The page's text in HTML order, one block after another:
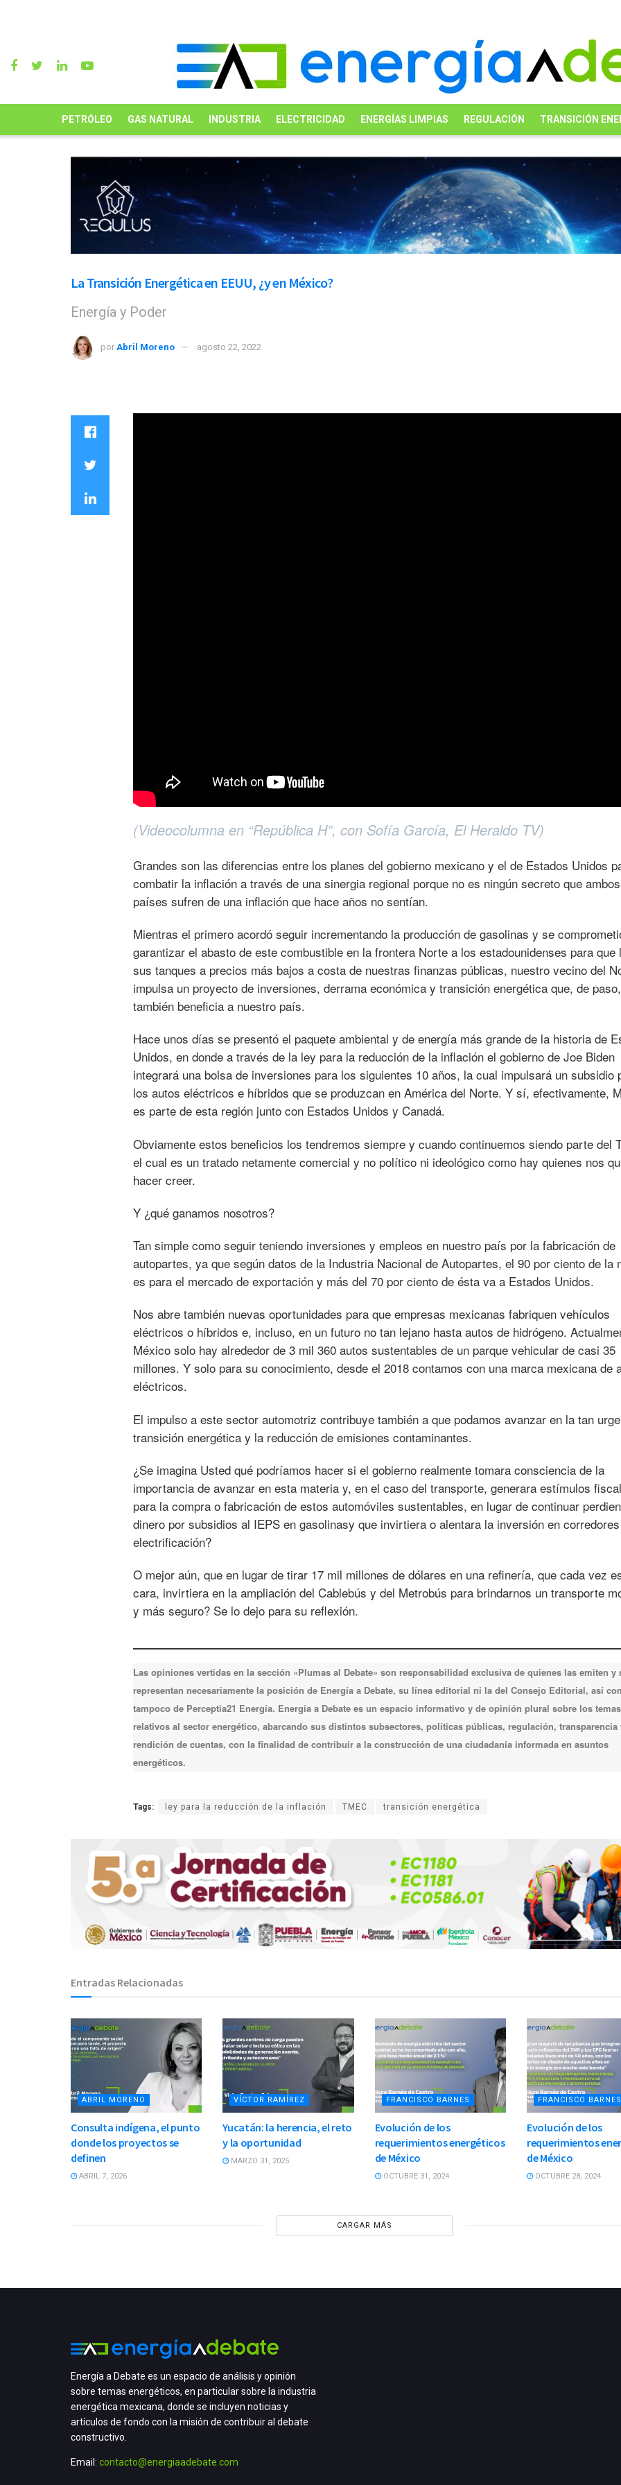
PETRÓLEO GAS NATURAL INDUSTRIA ELECTRICIDAD ENERGÍAS LIMPIAS REGULACIÓN TRANSICIÓN
La Transición Energética en EEUU, ¿y en México?
Energía y Poder
por Abril Moreno agosto 22, 2022
(Videocolumna en “República H”, con Sofía García, El Heraldo TV)
Grandes son las diferencias entre los planes del gobierno mexicano y el de Estados Unidos
combatir la inflación a través de una sinergia regional porque no es ningún secreto que ambos
países sufren de una inflación que hace años no sentían.
Mientras el primero acordó seguir incrementando la producción de gasolinas y se
garantizar el abasto de este combustible en la frontera Norte a los estadounidenses para que
sus tanques a precios más bajos a costa de nuestras finanzas públicas, nuestro vecino del
impulsa un proyecto de inversiones, derrama económica y transición energética que, de paso,
también beneficia a nuestro país.
Hace unos días se presentó el paquete ambiental y de energía más grande de la historia de
Unidos, en donde a través de la ley para la reducción de la inflación el gobierno de Joe Biden
integrará una bolsa de inversiones para los siguientes 10 años, la cual impulsará un subsidio
los autos eléctricos e híbridos que se produzcan en América del Norte. Y sí, efectivamente,
es parte de esta región junto con Estados Unidos y Canadá.
Obviamente estos beneficios los tendremos siempre y cuando continuemos siendo parte del
el cual es un tratado netamente comercial y no político ni ideológico como hay quienes nos
hacer creer.
Y ¿qué ganamos nosotros?
Tan simple como seguir teniendo inversiones y empleos en nuestro país por la fabricación de
autopartes, ya que según datos de la Industria Nacional de Autopartes, el 90 por ciento de la
es para el mercado de exportación y más del 70 por ciento de ésta va a Estados Unidos.
Nos abre también nuevas oportunidades para que empresas mexicanas fabriquen vehículos
eléctricos o híbridos e, incluso, en un futuro no tan lejano hasta autos de hidrógeno.
México solo hay alrededor de 3 mil 360 autos sustentables de un parque vehicular de casi 35
millones. Y solo para su conocimiento, desde el 2018 contamos con una marca mexicana de
eléctricos.
El impulso a este sector automotriz contribuye también a que podamos avanzar en la tan
transición energética y la reducción de emisiones contaminantes.
¿Se imagina Usted qué podríamos hacer si el gobierno realmente tomara consciencia de la
importancia de avanzar en esta materia y, en el caso del transporte, generara estímulos
para la compra o fabricación de estos automóviles sustentables, en lugar de continuar
dinero por subsidios al IEPS en gasolinasy que invirtiera o alentara la inversión en
electrificación?
O mejor aún, que en lugar de tirar 17 mil millones de dólares en una refinería, que cada vez
cara, invirtiera en la ampliación del Cablebús y del Metrobús para brindarnos un transporte
y más seguro? Se lo dejo para su reflexión.
Las opiniones vertidas en la sección «Plumas al Debate» son responsabilidad exclusiva de quienes las emiten y
representan necesariamente la posición de Energía a Debate, su línea editorial ni la del Consejo Editorial, así
tampoco de Perceptia21 Energía. Energía a Debate es un espacio informativo y de opinión plural sobre los temas
relativos al sector energético, abarcando sus distintos subsectores, políticas públicas, regulación, transparencia
rendición de cuentas, con la finalidad de contribuir a la construcción de una ciudadanía informada en asuntos
energéticos.
Tags: ley para la reducción de la inflación TMEC transición energética
Entradas Relacionadas
ABRIL MORENO
Consulta indígena, el punto
donde los proyectos se
definen
ABRIL 7, 2026
VÍCTOR RAMÍREZ
Yucatán: la herencia, el reto
y la oportunidad
MARZO 31, 2025
FRANCISCO BARNES
Evolución de los
requerimientos energéticos
de México
OCTUBRE 31, 2024
FRANCISCO
Evolución de los
requerimientos
de México
OCTUBRE 28, 2024
CARGAR MÁS
Energía a Debate es un espacio de análisis y opinión
sobre temas energéticos, en particular sobre la industria
energética mexicana, donde se incluyen noticias y
artículos de fondo con la misión de contribuir al debate
constructivo.
Email: contacto@energiaadebate.com